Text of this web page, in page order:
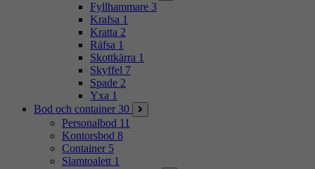
Fyllhammare 3
Krafsa 1
Kratta 2
Räfsa 1
Skottkärra 1
Skyffel 7
Spade 2
Yxa 1
Bod och container 30
Personalbod 11
Kontorsbod 8
Container 5
Slamtoalett 1